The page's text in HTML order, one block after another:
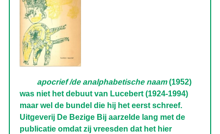
apocrief /de analphabetische naam(1952)
was niet het debuut van Lucebert (1924-1994)
maar wel de bundel die hij het eerst schreef.
Uitgeverij De Bezige Bij aarzelde lang met de
publicatie omdat zij vreesden dat het hier